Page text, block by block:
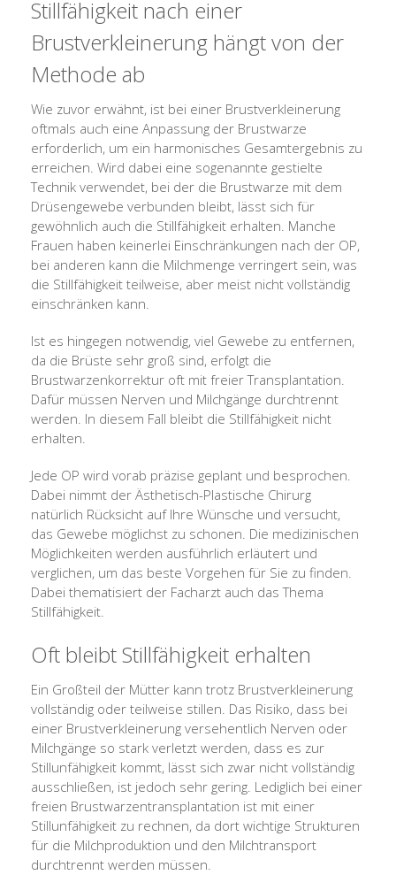
Stillfähigkeit nach einer
Brustverkleinerung hängt von der
Methode ab
Wie zuvor erwähnt, ist bei einer Brustverkleinerung
oftmals auch eine Anpassung der Brustwarze
erforderlich, um ein harmonisches Gesamtergebnis zu
erreichen. Wird dabei eine sogenannte gestielte
Technik verwendet, bei der die Brustwarze mit dem
Drüsengewebe verbunden bleibt, lässt sich für
gewöhnlich auch die Stillfähigkeit erhalten. Manche
Frauen haben keinerlei Einschränkungen nach der OP,
bei anderen kann die Milchmenge verringert sein, was
die Stillfähigkeit teilweise, aber meist nicht vollständig
einschränken kann.
Ist es hingegen notwendig, viel Gewebe zu entfernen,
da die Brüste sehr groß sind, erfolgt die
Brustwarzenkorrektur oft mit freier Transplantation.
Dafür müssen Nerven und Milchgänge durchtrennt
werden. In diesem Fall bleibt die Stillfähigkeit nicht
erhalten.
Jede OP wird vorab präzise geplant und besprochen.
Dabei nimmt der Ästhetisch-Plastische Chirurg
natürlich Rücksicht auf Ihre Wünsche und versucht,
das Gewebe möglichst zu schonen. Die medizinischen
Möglichkeiten werden ausführlich erläutert und
verglichen, um das beste Vorgehen für Sie zu finden.
Dabei thematisiert der Facharzt auch das Thema
Stillfähigkeit.
Oft bleibt Stillfähigkeit erhalten
Ein Großteil der Mütter kann trotz Brustverkleinerung
vollständig oder teilweise stillen. Das Risiko, dass bei
einer Brustverkleinerung versehentlich Nerven oder
Milchgänge so stark verletzt werden, dass es zur
Stillunfähigkeit kommt, lässt sich zwar nicht vollständig
ausschließen, ist jedoch sehr gering. Lediglich bei einer
freien Brustwarzentransplantation ist mit einer
Stillunfähigkeit zu rechnen, da dort wichtige Strukturen
für die Milchproduktion und den Milchtransport
durchtrennt werden müssen.